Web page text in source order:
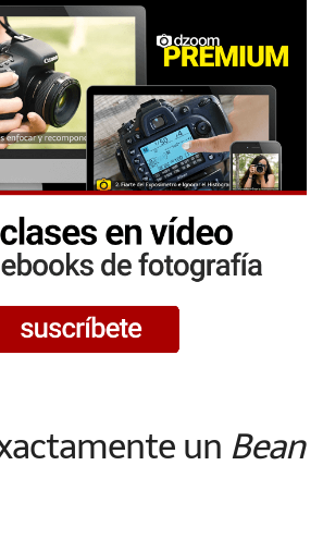
un Bean